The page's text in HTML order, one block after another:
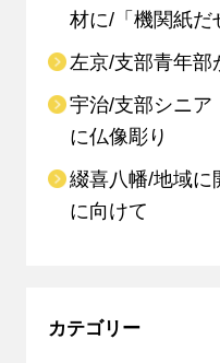
材に/「機関紙だ
左京/支部青年部
宇治/支部シニア
に仏像彫り
綴喜八幡/地域に
に向けて
カテゴリー